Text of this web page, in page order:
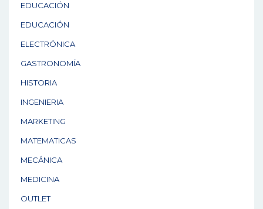
EDUCACIÓN
EDUCACIÓN
ELECTRÓNICA
GASTRONOMÍA
HISTORIA
INGENIERIA
MARKETING
MATEMATICAS
MECÁNICA
MEDICINA
OUTLET